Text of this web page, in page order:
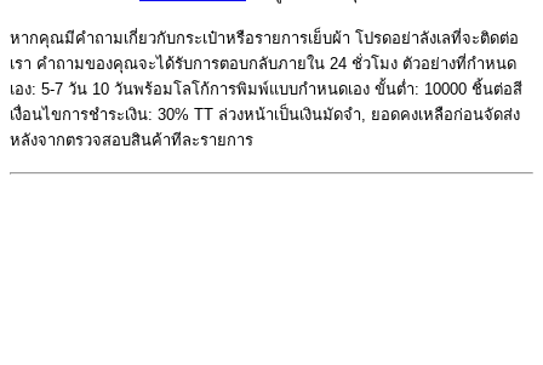
หากคุณมีคำถามเกี่ยวกับกระเป๋าหรือรายการเย็บผ้า โปรดอย่าลังเลที่จะติดต่อ
เรา คำถามของคุณจะได้รับการตอบกลับภายใน 24 ชั่วโมง ตัวอย่างที่กำหนด
เอง: 5-7 วัน 10 วันพร้อมโลโก้การพิมพ์แบบกำหนดเอง ขั้นต่ำ: 10000 ชิ้นต่อสี
เงื่อนไขการชำระเงิน: 30% TT ล่วงหน้าเป็นเงินมัดจำ, ยอดคงเหลือก่อนจัดส่ง
หลังจากตรวจสอบสินค้าทีละรายการ